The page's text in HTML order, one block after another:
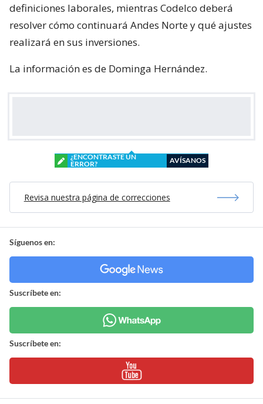
definiciones laborales, mientras Codelco deberá
resolver cómo continuará Andes Norte y qué ajustes
realizará en sus inversiones.
La información es de Dominga Hernández.
¿ENCONTRASTE UN
ERROR?
AVÍSANOS
Revisa nuestra página de correcciones
Síguenos en:
Suscríbete en:
Suscríbete en: